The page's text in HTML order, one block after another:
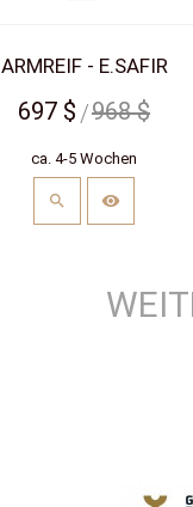
ARMREIF - E.SAFIR
697 $ 968 $
ca. 4-5 Wochen